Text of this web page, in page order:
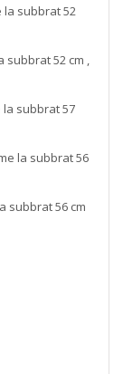
la subbrat 52
subbrat 52 cm ,
la subbrat 57
la subbrat 56
subbrat 56 cm